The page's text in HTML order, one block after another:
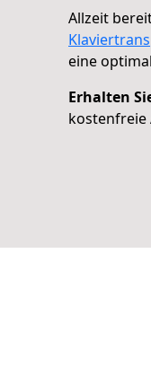
Allzeit
eine
Erhalten
kostenfreie